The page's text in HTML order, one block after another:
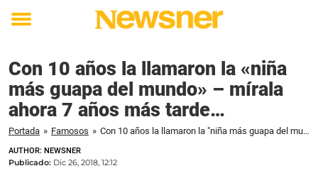
Toggle
Con 10 años la llamaron la «niña
más guapa del mundo» – mírala
ahora 7 años más tarde…
Portada » Famosos » Con 10 años la llamaron la "niña más guapa del mundo" – mírala ahora 7 años más tarde...
AUTHOR: NEWSNER
Publicado: Dic 26, 2018, 12:12